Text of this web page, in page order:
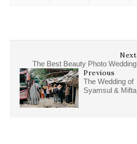
Next
The Best Beauty Photo Wedding
Previous
The Wedding of
Syamsul & Mifta